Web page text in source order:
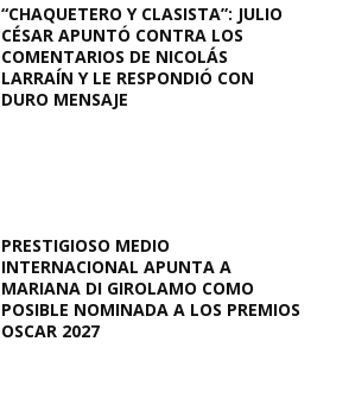
“CHAQUETERO Y CLASISTA”: JULIO
CÉSAR APUNTÓ CONTRA LOS
COMENTARIOS DE NICOLÁS
LARRAÍN Y LE RESPONDIÓ CON
DURO MENSAJE
PRESTIGIOSO MEDIO
INTERNACIONAL APUNTA A
MARIANA DI GIROLAMO COMO
POSIBLE NOMINADA A LOS PREMIOS
OSCAR 2027